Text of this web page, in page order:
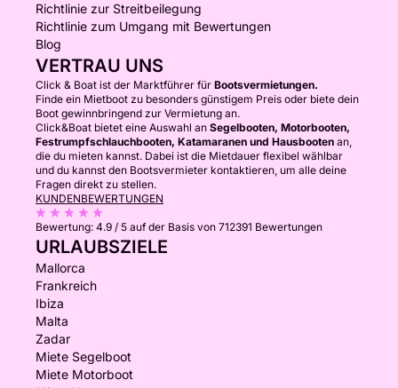
Richtlinie zur Streitbeilegung
Richtlinie zum Umgang mit Bewertungen
Blog
VERTRAU UNS
Click & Boat ist der Marktführer für Bootsvermietungen.
Finde ein Mietboot zu besonders günstigem Preis oder biete dein
Boot gewinnbringend zur Vermietung an.
Click&Boat bietet eine Auswahl an Segelbooten, Motorbooten,
Festrumpfschlauchbooten, Katamaranen und Hausbooten an,
die du mieten kannst. Dabei ist die Mietdauer flexibel wählbar
und du kannst den Bootsvermieter kontaktieren, um alle deine
Fragen direkt zu stellen.
KUNDENBEWERTUNGEN
Bewertung: 4.9 / 5 auf der Basis von 712391 Bewertungen
URLAUBSZIELE
Mallorca
Frankreich
Ibiza
Malta
Zadar
Miete Segelboot
Miete Motorboot